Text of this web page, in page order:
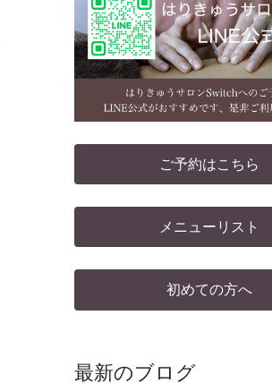
ご予約はこちら
メニューリスト
初めての方へ
最新のブログ